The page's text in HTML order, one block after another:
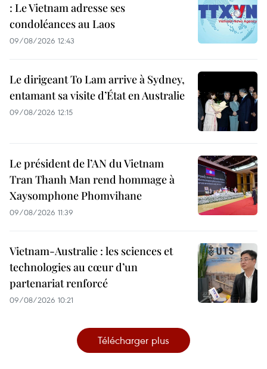
: Le Vietnam adresse ses
condoléances au Laos
09/08/2026 12:43
Le dirigeant To Lam arrive à Sydney,
entamant sa visite d’État en Australie
09/08/2026 12:15
Le président de l’AN du Vietnam
Tran Thanh Man rend hommage à
Xaysomphone Phomvihane
09/08/2026 11:39
Vietnam-Australie : les sciences et
technologies au cœur d’un
partenariat renforcé
09/08/2026 10:21
Télécharger plus